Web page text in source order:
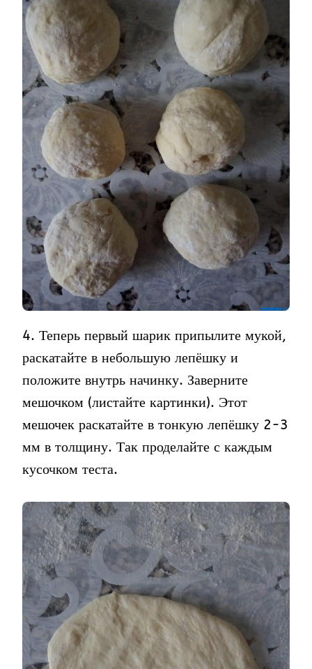
4. Теперь первый шарик припылите мукой,
раскатайте в небольшую лепёшку и
положите внутрь начинку. Заверните
мешочком (листайте картинки). Этот
мешочек раскатайте в тонкую лепёшку 2-3
мм в толщину. Так проделайте с каждым
кусочком теста.